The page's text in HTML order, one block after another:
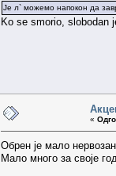
Је л` можемо напокон да
Ko se smorio, slobodan
«
Обрен је мало
Мало много за своје